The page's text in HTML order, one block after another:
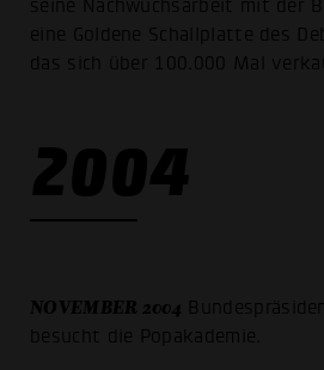
seine Nachwuchsarbeit mit der
eine Goldene Schallplatte des
das sich über 100.000 Mal
2004
NOVEMBER 2004
besucht die Popakademie.